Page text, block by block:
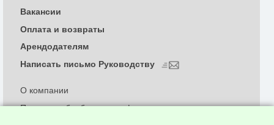
О компании
Политика обработки и конфиденциальности
Вакансии
Оплата и возвраты
Арендодателям
Написать письмо Руководству